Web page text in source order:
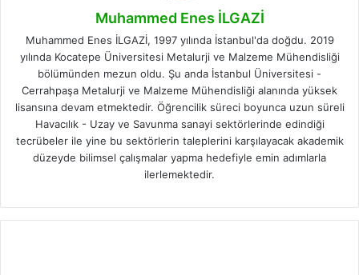
Muhammed Enes İLGAZİ
Muhammed Enes İLGAZİ, 1997 yılında İstanbul'da doğdu. 2019
yılında Kocatepe Üniversitesi Metalurji ve Malzeme Mühendisliği
bölümünden mezun oldu. Şu anda İstanbul Üniversitesi -
Cerrahpaşa Metalurji ve Malzeme Mühendisliği alanında yüksek
lisansına devam etmektedir. Öğrencilik süreci boyunca uzun süreli
Havacılık - Uzay ve Savunma sanayi sektörlerinde edindiği
tecrübeler ile yine bu sektörlerin taleplerini karşılayacak akademik
düzeyde bilimsel çalışmalar yapma hedefiyle emin adımlarla
ilerlemektedir.